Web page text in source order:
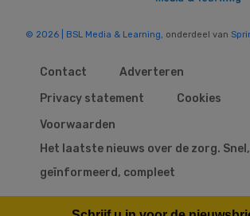
© 2026 | BSL Media & Learning, onderdeel van
Contact
Adverteren
Privacy statement
Cookies
Voorwaarden
Het laatste nieuws over de zorg. Snel,
geïnformeerd, compleet